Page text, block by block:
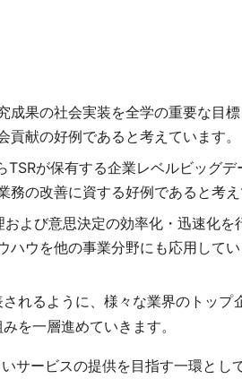
果の社会実装を全学の重要な目
献の好例であると考えています。
が保有する企業レベルビッグ
の改善に資する好例であると考え
よび意思決定の効率化・迅速化
ウを他の事業分野にも応用してい
れるように、様々な業界のトッ
を一層進めていきます。
サービスの提供を目指す一環とし